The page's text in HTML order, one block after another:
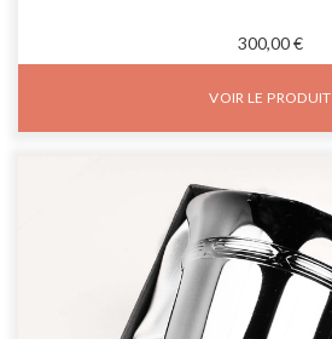
300,00 €
VOIR LE PRODUIT